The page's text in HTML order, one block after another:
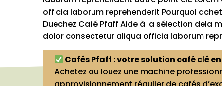
officia laborum reprehenderit Pourquoi
Duechez Café Pfaff Aide à la sélection dela
dolor consectetur aliqua officia laborum
Cafés Pfaff : votre solution café clé
Achetez ou louez une machine